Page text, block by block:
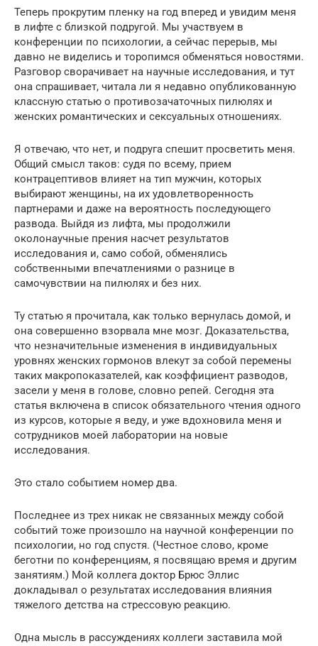
Теперь прокрутим пленку на год вперед и увидим меня
в лифте с близкой подругой. Мы участвуем в
конференции по психологии, а сейчас перерыв, мы
давно не виделись и торопимся обменяться новостями.
Разговор сворачивает на научные исследования, и тут
она спрашивает, читала ли я недавно опубликованную
классную статью о противозачаточных пилюлях и
женских романтических и сексуальных отношениях.
Я отвечаю, что нет, и подруга спешит просветить меня.
Общий смысл таков: судя по всему, прием
контрацептивов влияет на тип мужчин, которых
выбирают женщины, на их удовлетворенность
партнерами и даже на вероятность последующего
развода. Выйдя из лифта, мы продолжили
околонаучные прения насчет результатов
исследования и, само собой, обменялись
собственными впечатлениями о разнице в
самочувствии на пилюлях и без них.
Ту статью я прочитала, как только вернулась домой, и
она совершенно взорвала мне мозг. Доказательства,
что незначительные изменения в индивидуальных
уровнях женских гормонов влекут за собой перемены
таких макропоказателей, как коэффициент разводов,
засели у меня в голове, словно репей. Сегодня эта
статья включена в список обязательного чтения одного
из курсов, которые я веду, и уже вдохновила меня и
сотрудников моей лаборатории на новые
исследования.
Это стало событием номер два.
Последнее из трех никак не связанных между собой
событий тоже произошло на научной конференции по
психологии, но год спустя. (Честное слово, кроме
беготни по конференциям, я посвящаю время и другим
занятиям.) Мой коллега доктор Брюс Эллис
докладывал о результатах исследования влияния
тяжелого детства на стрессовую реакцию.
Одна мысль в рассуждениях коллеги заставила мой